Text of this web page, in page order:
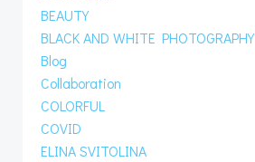
BEAUTY
BLACK AND WHITE PHOTOGRAPHY
Blog
Collaboration
COLORFUL
COVID
ELINA SVITOLINA